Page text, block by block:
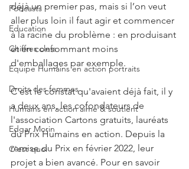
Podcasts
Education
Chiffres clefs
Equipe Humains en action portraits
Droits des femmes
Humains en action aime & soutient
Edgar Morin
C'est quoi
déjà un premier pas, mais si l’on veut
aller plus loin il faut agir et commencer
à la racine du problème : en produisant
et en consommant moins
d'emballages par exemple.
C'est le constat qu'avaient déjà fait, il y
a deux ans, les cofondateurs de
l'association Cartons gratuits, lauréats
du Prix Humains en action. Depuis la
remise du Prix en février 2022, leur
projet a bien avancé. Pour en savoir